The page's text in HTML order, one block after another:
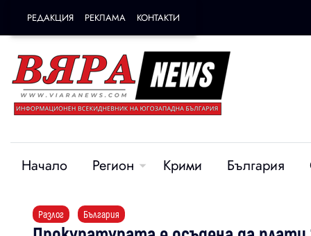
РЕДАКЦИЯ РЕКЛАМА КОНТАКТИ
Начало Регион Крими България
Разлог България